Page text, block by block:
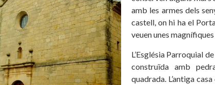
amb les armes dels
castell, on hi ha el
veuen unes
L’Església Parroquial
construïda amb
quadrada. L’antiga